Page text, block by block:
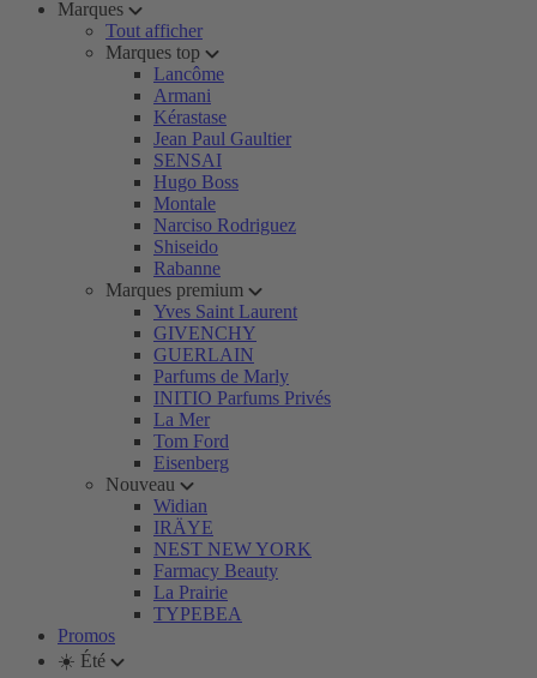
Marques
Tout afficher
Marques top
Lancôme
Armani
Kérastase
Jean Paul Gaultier
SENSAI
Hugo Boss
Montale
Narciso Rodriguez
Shiseido
Rabanne
Marques premium
Yves Saint Laurent
GIVENCHY
GUERLAIN
Parfums de Marly
INITIO Parfums Privés
La Mer
Tom Ford
Eisenberg
Nouveau
Widian
IRÄYE
NEST NEW YORK
Farmacy Beauty
La Prairie
TYPEBEA
Promos
☀️ Été